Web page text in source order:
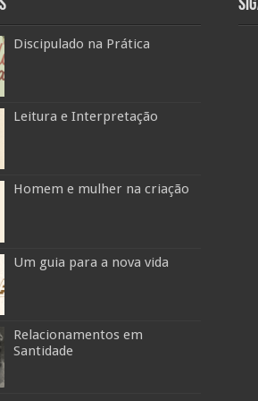
Discipulado na Prática
Leitura e Interpretação
Homem e mulher na criação
Um guia para a nova vida
Relacionamentos em
Santidade